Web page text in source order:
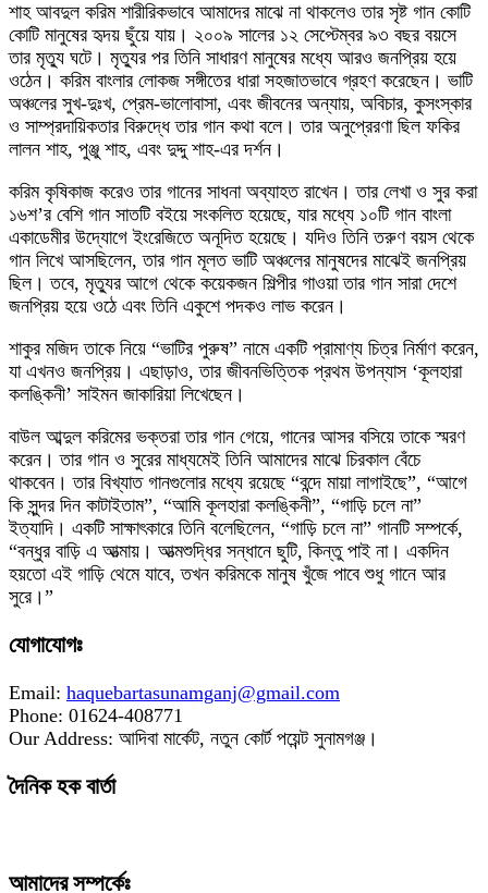
শাহ আবদুল করিম শারীরিকভাবে আমাদের মাঝে না থাকলেও তার সৃষ্ট গান কোটি
কোটি মানুষের হৃদয় ছুঁয়ে যায়। ২০০৯ সালের ১২ সেপ্টেম্বর ৯৩ বছর বয়সে
তার মৃত্যু ঘটে। মৃত্যুর পর তিনি সাধারণ মানুষের মধ্যে আরও জনপ্রিয় হয়ে
ওঠেন। করিম বাংলার লোকজ সঙ্গীতের ধারা সহজাতভাবে গ্রহণ করেছেন। ভাটি
অঞ্চলের সুখ-দুঃখ, প্রেম-ভালোবাসা, এবং জীবনের অন্যায়, অবিচার, কুসংস্কার
ও সাম্প্রদায়িকতার বিরুদ্ধে তার গান কথা বলে। তার অনুপ্রেরণা ছিল ফকির
লালন শাহ, পুঞ্জু শাহ, এবং দুদ্দু শাহ-এর দর্শন।
করিম কৃষিকাজ করেও তার গানের সাধনা অব্যাহত রাখেন। তার লেখা ও সুর করা
১৬শ’র বেশি গান সাতটি বইয়ে সংকলিত হয়েছে, যার মধ্যে ১০টি গান বাংলা
একাডেমীর উদ্যোগে ইংরেজিতে অনূদিত হয়েছে। যদিও তিনি তরুণ বয়স থেকে
গান লিখে আসছিলেন, তার গান মূলত ভাটি অঞ্চলের মানুষদের মাঝেই জনপ্রিয়
ছিল। তবে, মৃত্যুর আগে থেকে কয়েকজন শিল্পীর গাওয়া তার গান সারা দেশে
জনপ্রিয় হয়ে ওঠে এবং তিনি একুশে পদকও লাভ করেন।
শাকুর মজিদ তাকে নিয়ে “ভাটির পুরুষ” নামে একটি প্রামাণ্য চিত্র নির্মাণ করেন,
যা এখনও জনপ্রিয়। এছাড়াও, তার জীবনভিত্তিক প্রথম উপন্যাস ‘কূলহারা
কলঙ্কিনী’ সাইমন জাকারিয়া লিখেছেন।
বাউল আব্দুল করিমের ভক্তরা তার গান গেয়ে, গানের আসর বসিয়ে তাকে স্মরণ
করেন। তার গান ও সুরের মাধ্যমেই তিনি আমাদের মাঝে চিরকাল বেঁচে
থাকবেন। তার বিখ্যাত গানগুলোর মধ্যে রয়েছে “বন্দে মায়া লাগাইছে”, “আগে
কি সুন্দর দিন কাটাইতাম”, “আমি কূলহারা কলঙ্কিনী”, “গাড়ি চলে না”
ইত্যাদি। একটি সাক্ষাৎকারে তিনি বলেছিলেন, “গাড়ি চলে না” গানটি সম্পর্কে,
“বন্ধুর বাড়ি এ আত্মায়। আত্মশুদ্ধির সন্ধানে ছুটি, কিন্তু পাই না। একদিন
হয়তো এই গাড়ি থেমে যাবে, তখন করিমকে মানুষ খুঁজে পাবে শুধু গানে আর
সুরে।”
যোগাযোগঃ
Email: haquebartasunamganj@gmail.com
Phone: 01624-408771
Our Address: আদিবা মার্কেট, নতুন কোর্ট পয়েন্ট সুনামগঞ্জ।
দৈনিক হক বার্তা
আমাদের সম্পর্কেঃ